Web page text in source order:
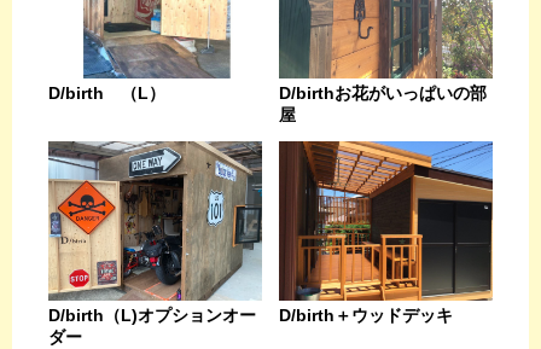
D/birth （L）
D/birthお花がいっぱいの部
屋
D/birth（L)オプションオー
ダー
D/birth＋ウッドデッキ